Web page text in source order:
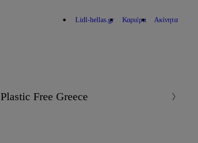
Lidl-hellas.gr Καριέρα Ακίνητα
Plastic Free Greece